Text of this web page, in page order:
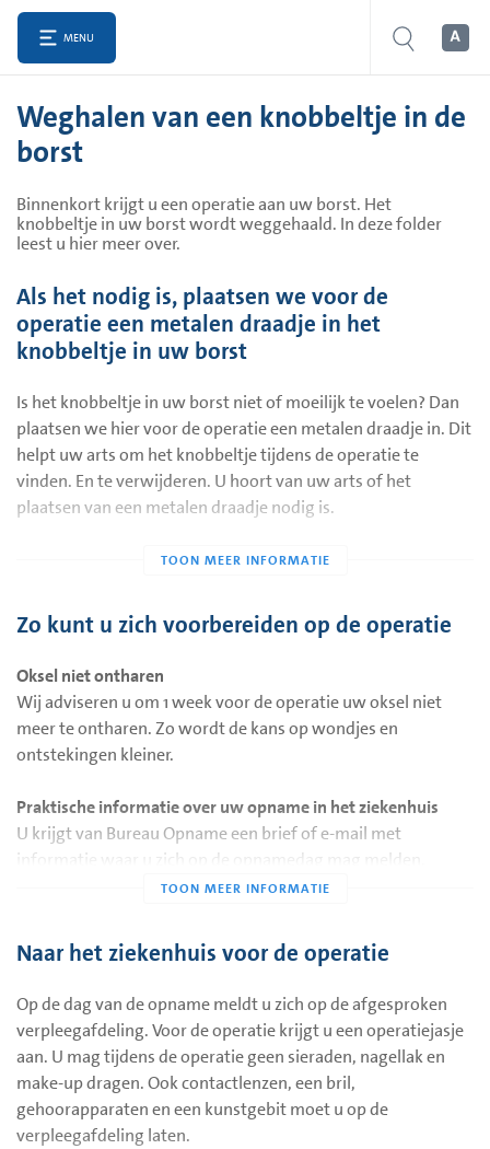
MENU
Weghalen van een knobbeltje in de
borst
Binnenkort krijgt u een operatie aan uw borst. Het
knobbeltje in uw borst wordt weggehaald. In deze folder
leest u hier meer over.
Als het nodig is, plaatsen we voor de
operatie een metalen draadje in het
knobbeltje in uw borst
Is het knobbeltje in uw borst niet of moeilijk te voelen? Dan
plaatsen we hier voor de operatie een metalen draadje in. Dit
helpt uw arts om het knobbeltje tijdens de operatie te
vinden. En te verwijderen. U hoort van uw arts of het
plaatsen van een metalen draadje nodig is.
Het metalen draadje wordt geplaatst op de afdeling
in uw borst zit. Daarna wordt uw huid verdoofd. En wordt de
steekt uit uw borst. Dit wordt vast geplakt op uw huid.
Daarna controleren we met een mammografie of het
metalen draadje op de goede plek zit.
de dag van de operatie. Of op de dag vóór de operatie.
Zo kunt u zich voorbereiden op de operatie
Oksel niet ontharen
Wij adviseren u om 1 week voor de operatie uw oksel niet
meer te ontharen. Zo wordt de kans op wondjes en
ontstekingen kleiner.
Praktische informatie over uw opname in het ziekenhuis
U krijgt van Bureau Opname een brief of e-mail met
informatie waar u zich op de opnamedag mag melden.
ziekenhuis komt. Nuchter betekent dat u niet mag eten en
nuchterheidscriteria.
Innemen medicijnen
De anesthesioloog bespreekt met u welke medicijnen u mag
innemen op de dag van de operatie. Een anesthesioloog is
een arts die de verdoving geeft tijdens de operatie. Gebruikt
Naar het ziekenhuis voor de operatie
Op de dag van de opname meldt u zich op de afgesproken
verpleegafdeling. Voor de operatie krijgt u een operatiejasje
aan. U mag tijdens de operatie geen sieraden, nagellak en
make-up dragen. Ook contactlenzen, een bril,
gehoorapparaten en een kunstgebit moet u op de
verpleegafdeling laten.